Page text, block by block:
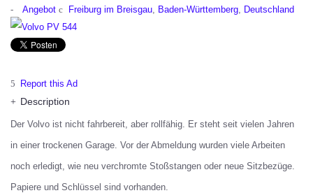
Angebot Freiburg im Breisgau Baden-Württemberg Deutschland
Report this Ad
Description
Der Volvo ist nicht fahrbereit, aber rollfähig. Er steht seit vielen Jahren
in einer trockenen Garage. Vor der Abmeldung wurden viele Arbeiten
noch erledigt, wie neu verchromte Stoßstangen oder neue Sitzbezüge.
Papiere und Schlüssel sind vorhanden.